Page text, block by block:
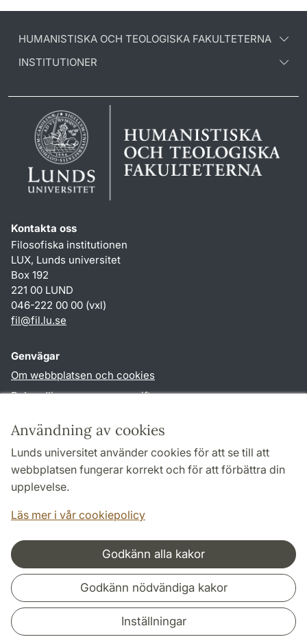
Användning av cookies
Lunds universitet använder cookies för att se till att
webbplatsen fungerar korrekt och för att förbättra din
upplevelse.
Läs mer i vår cookiepolicy
Godkänn alla kakor
Godkänn nödvändiga kakor
Inställningar
HUMANISTISKA OCH TEOLOGISKA FAKULTETERNA
INSTITUTIONER
Kontakta oss
Filosofiska institutionen
LUX, Lunds universitet
Box 192
221 00 LUND
046-222 00 00 (vxl)
fil@fil.lu.se
Genvägar
Om webbplatsen och cookies
Behandling av personuppgifter
TYPO3-login
Följ oss i sociala medier
Samarbeten och nätverk